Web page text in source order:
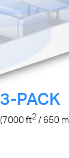
3-PACK
(7000 ft2 / 650 m